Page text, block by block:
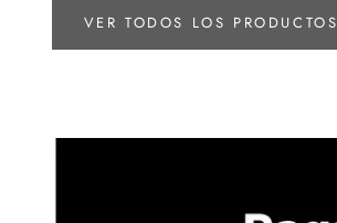
VER TODOS LOS PRODUCTOS